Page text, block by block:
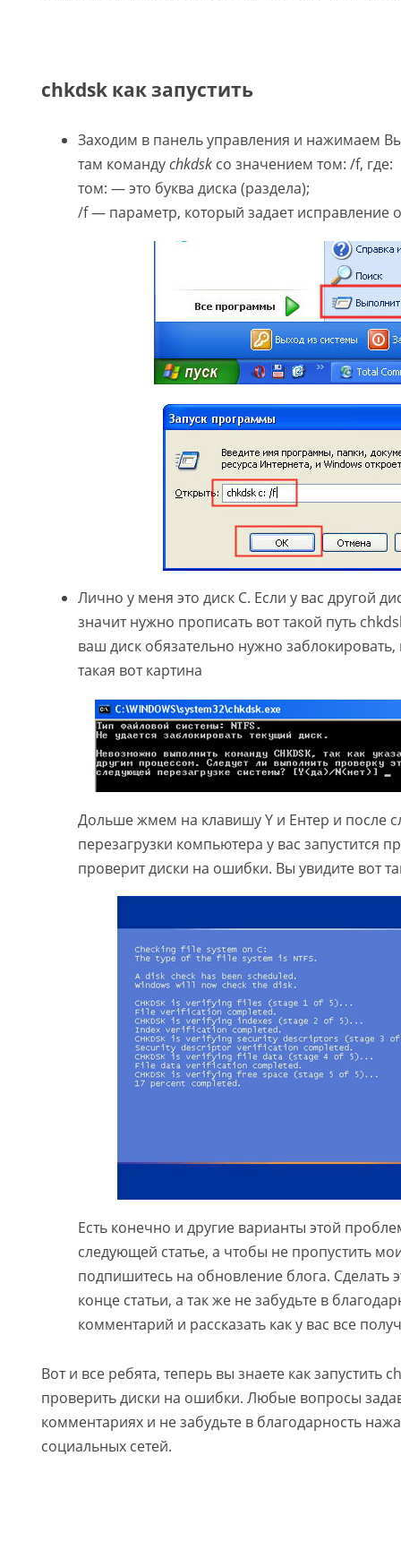
chkdsk как запустить
Заходим в панель управления и нажимаем
там командуchkdskсо значением том: /f, где:
том: — это буква диска (раздела);
/f — параметр, который задает исправление
Лично у меня это диск C. Если у вас другой
значит нужно прописать вот такой путь
ваш диск обязательно нужно заблокировать,
такая вот картина
Дольше жмем на клавишу Y и Ентер и после
перезагрузки компьютера у вас запустится
проверит диски на ошибки. Вы увидите вот
Есть конечно и другие варианты этой
следующей статье, а чтобы не пропустить
подпишитесь на обновление блога. Сделать
конце статьи, а так же не забудьте в
комментарий и рассказать как у вас все
Вот и все ребята, теперь вы знаете как запустить
проверить диски на ошибки. Любые вопросы
комментариях и не забудьте в благодарность
социальных сетей.